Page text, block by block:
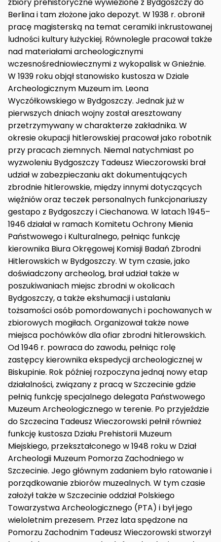
zbiory prehistoryczne wywiezione z Bydgoszczy do
Berlina i tam złożone jako depozyt. W 1938 r. obronił
pracę magisterską na temat ceramiki inkrustowanej
ludności kultury łużyckiej. Równolegle pracował także
nad materiałami archeologicznymi
wczesnośredniowiecznymi z wykopalisk w Gnieźnie.
W 1939 roku objął stanowisko kustosza w Dziale
Archeologicznym Muzeum im. Leona
Wyczółkowskiego w Bydgoszczy. Jednak już w
pierwszych dniach wojny został aresztowany
przetrzymywany w charakterze zakładnika. W
okresie okupacji hitlerowskiej pracował jako robotnik
przy pracach ziemnych. Niemal natychmiast po
wyzwoleniu Bydgoszczy Tadeusz Wieczorowski brał
udział w zabezpieczaniu akt dokumentujących
zbrodnie hitlerowskie, między innymi dotyczących
więźniów oraz teczek personalnych funkcjonariuszy
gestapo z Bydgoszczy i Ciechanowa. W latach 1945–
1946 działał w ramach Komitetu Ochrony Mienia
Państwowego i Kulturalnego, pełniąc funkcję
kierownika Biura Okręgowej Komisji Badań Zbrodni
Hitlerowskich w Bydgoszczy. W tym czasie, jako
doświadczony archeolog, brał udział także w
poszukiwaniach miejsc zbrodni w okolicach
Bydgoszczy, a także ekshumacji i ustalaniu
tożsamości osób pomordowanych i pochowanych w
zbiorowych mogiłach. Organizował także nowe
miejsca pochówków dla ofiar zbrodni hitlerowskich.
Od 1946 r. powraca do zawodu, pełniąc rolę
zastępcy kierownika ekspedycji archeologicznej w
Biskupinie. Rok później rozpoczyna jednaj nowy etap
działalności, związany z pracą w Szczecinie gdzie
pełnią funkcję specjalnego delegata Państwowego
Muzeum Archeologicznego w terenie. Po przyjeździe
do Szczecina Tadeusz Wieczorowski pełnił również
funkcję kustosza Działu Prehistorii Muzeum
Miejskiego, przekształconego w 1948 roku w Dział
Archeologii Muzeum Pomorza Zachodniego w
Szczecinie. Jego głównym zadaniem było ratowanie i
porządkowanie zbiorów muzealnych. W tym czasie
założył także w Szczecinie oddział Polskiego
Towarzystwa Archeologicznego (PTA) i był jego
wieloletnim prezesem. Przez lata spędzone na
Pomorzu Zachodnim Tadeusz Wieczorowski stworzył